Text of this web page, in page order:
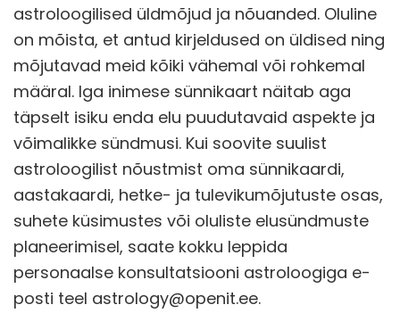
astroloogilised üldmõjud ja nõuanded. Oluline
on mõista, et antud kirjeldused on üldised ning
mõjutavad meid kõiki vähemal või rohkemal
määral. Iga inimese sünnikaart näitab aga
täpselt isiku enda elu puudutavaid aspekte ja
võimalikke sündmusi. Kui soovite suulist
astroloogilist nõustmist oma sünnikaardi,
aastakaardi, hetke- ja tulevikumõjutuste osas,
suhete küsimustes või oluliste elusündmuste
planeerimisel, saate kokku leppida
personaalse konsultatsiooni astroloogiga e-
posti teel astrology@openit.ee.